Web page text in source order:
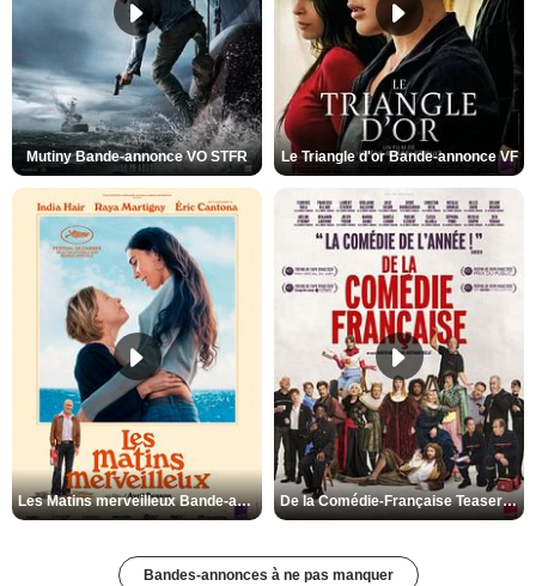
Mutiny Bande-annonce VO STFR Le Triangle d'or Bande-annonce VF
Les Matins merveilleux Bande-annonce VF De la Comédie-Française Teaser VF
Bandes-annonces à ne pas manquer